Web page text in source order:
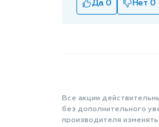
Да 0
Нет 0
Все акции
без дополнительного
производителя